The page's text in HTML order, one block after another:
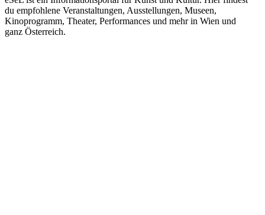
du empfohlene Veranstaltungen, Ausstellungen, Museen,
Kinoprogramm, Theater, Performances und mehr in Wien und
ganz Österreich.